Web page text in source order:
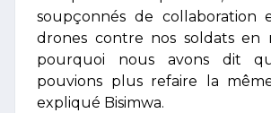
soupçonnés de collaboration
drones contre nos soldats en
pourquoi nous avons dit
pouvions plus refaire la
expliqué Bisimwa.